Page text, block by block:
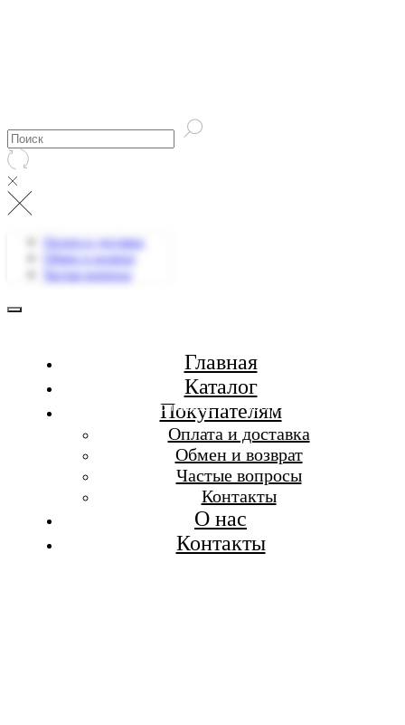
Бесплатная доставка при заказе от 7 000 р.
Оплата и доставка
Обмен и возврат
Частые вопросы
Главная
Каталог
Покупателям
Оплата и доставка
Обмен и возврат
Частые вопросы
Контакты
О нас
Контакты